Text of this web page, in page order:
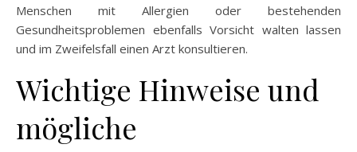
Menschen mit Allergien oder bestehenden
Gesundheitsproblemen ebenfalls Vorsicht walten lassen
und im Zweifelsfall einen Arzt konsultieren.
Wichtige Hinweise und
mögliche